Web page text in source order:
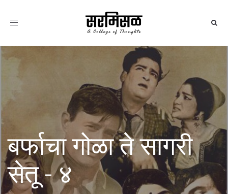
Toggle
बर्फाचा गोळा ते सागरी
सेतू - ४